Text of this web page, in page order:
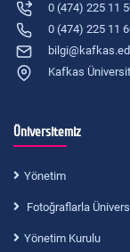
0 (474) 225 11
0 (474) 225 11
Kafkas
Üniversitemiz
Yönetim
Fotoğraflarla
Yönetim Kurulu